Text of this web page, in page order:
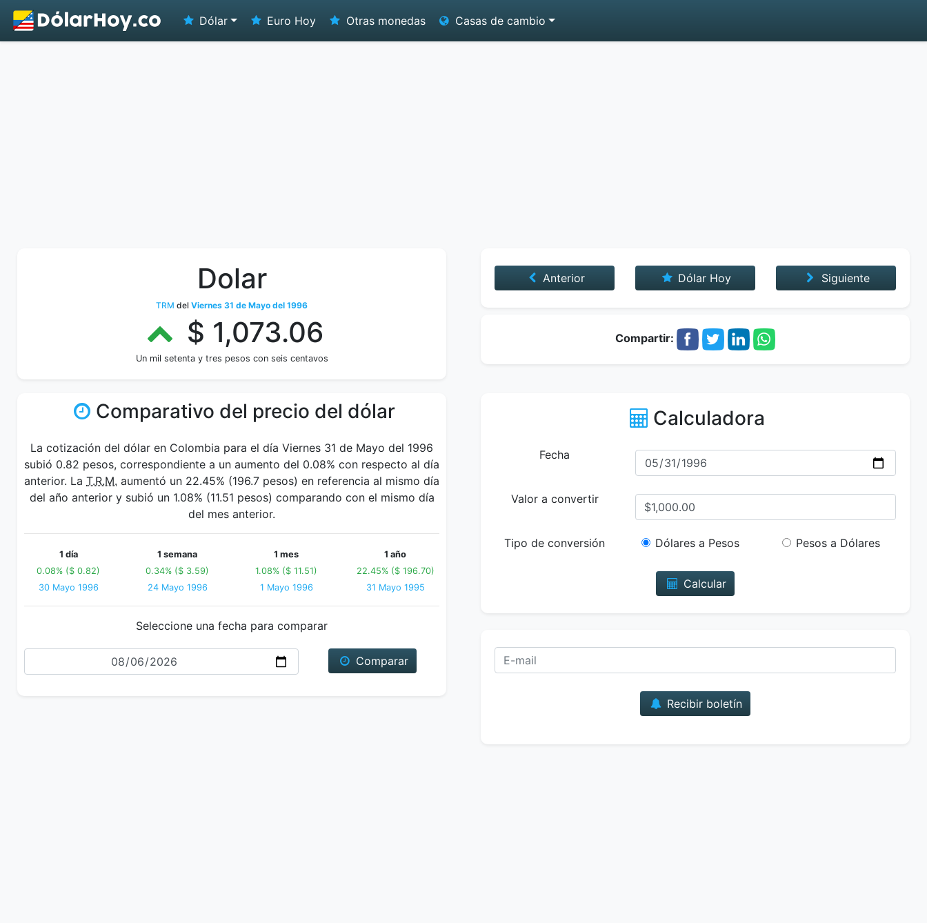
Dólar Euro Hoy Otras monedas Casas de cambio
Dolar
TRM del Viernes 31 de Mayo del 1996
$ 1,073.06
Un mil setenta y tres pesos con seis centavos
Anterior Dólar Hoy Siguiente
Compartir:
Comparativo del precio del dólar
La cotización del dólar en Colombia para el día Viernes 31 de Mayo del 1996
subió 0.82 pesos, correspondiente a un aumento del 0.08% con respecto al día
anterior. La T.R.M. aumentó un 22.45% (196.7 pesos) en referencia al mismo día
del año anterior y subió un 1.08% (11.51 pesos) comparando con el mismo día
del mes anterior.
1 día
0.08% ($ 0.82)
30 Mayo 1996
1 semana
0.34% ($ 3.59)
24 Mayo 1996
1 mes
1.08% ($ 11.51)
1 Mayo 1996
1 año
22.45% ($ 196.70)
31 Mayo 1995
Seleccione una fecha para comparar
Fecha
Comparar
Calculadora
Fecha
Valor a convertir
Tipo de conversión Dólares a Pesos Pesos a Dólares
Calcular
Recibir boletín